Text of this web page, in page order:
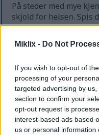
Miklix - Do Not
If you wish to opt-out of
processing of your
targeted advertising by
section to confirm your
opt-out request is
interest-based ads based
us or personal
På steder med mye
skjold for helsen. Spis
og drikk mye vann for
eller kosttilskudd, er
fri for giftstoffer.
Anti-
egenskaper
smerte